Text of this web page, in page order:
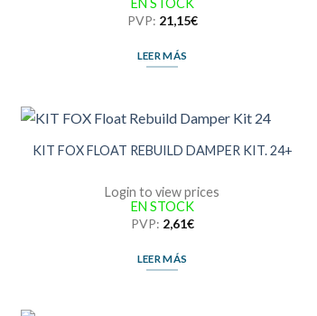
PVP: 21,15€
LEER MÁS
KIT FOX FLOAT REBUILD DAMPER KIT. 24+
Login to view prices
EN STOCK
PVP: 2,61€
LEER MÁS